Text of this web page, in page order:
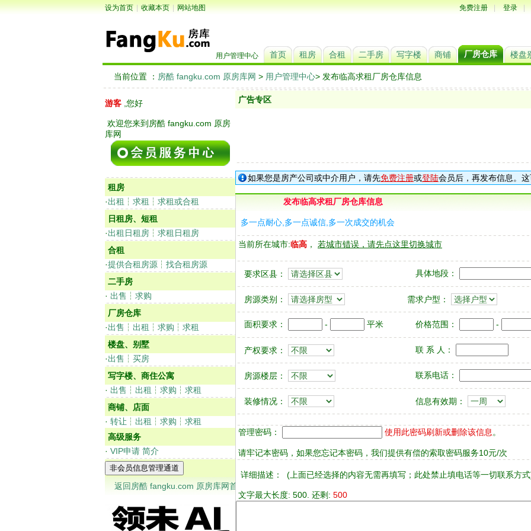
设为首页 | 收藏本页 | 网站地图 免费注册 | 登录 |
用户管理中心 首页 租房 合租 二手房 写字楼 商铺 厂房仓库 楼盘
当前位置 ： 房酷 fangku.com 原房库网 > 用户管理中心> 发布临高求租厂房仓库信息
游客 ,您好
欢迎您来到房酷 fangku.com 原房
库网
租房
·出租 ┆ 求租 ┆ 求租或合租
日租房、短租
·出租日租房 ┆ 求租日租房
合租
·提供合租房源 ┆ 找合租房源
二手房
· 出售 ┆ 求购
厂房仓库
·出售 ┆ 出租 ┆ 求购 ┆ 求租
楼盘、别墅
·出售 ┆ 买房
写字楼、商住公寓
· 出售 ┆ 出租 ┆ 求购 ┆ 求租
商铺、店面
· 转让 ┆ 出租 ┆ 求购 ┆ 求租
高级服务
· VIP申请 简介
返回房酷 fangku.com 原房库网首页
广告专区
如果您是房产公司或中介用户，请先免费注册或登陆会员后，再发布信息。
发布临高求租厂房仓库信息
多一点耐心,多一点诚信,多一次成交的机会
当前所在城市:临高 ， 若城市错误，请先点这里切换城市
要求区县： 具体地段：
房源类别： 需求户型：
面积要求： - 平米 价格范围： -
产权要求： 联 系 人：
房源楼层： 联系电话：
装修情况： 信息有效期：
管理密码： 使用此密码刷新或删除该信息 。
请牢记本密码，如果您忘记本密码，我们提供有偿的索取密码服务10元/次
详细描述： (上面已经选择的内容无需再填写；此处禁止填电话等一切联系方
文字最大长度: 500. 还剩: 500